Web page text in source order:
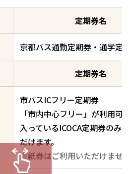
定期券名
京都バス通勤定期券・通学定
定期券名
市バスICフリー定期券
「市内中心フリー」が利用可
入っているICOCA定期券のみ
だけます。
※紙券はご利用いただけません